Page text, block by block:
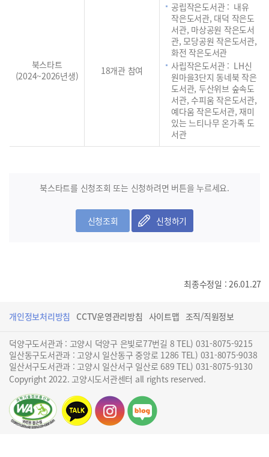
북스타트
(2024~2026년생)
18개관 참여
공립작은도서관 : 내유
작은도서관, 대덕 작은도
서관, 마상공원 작은도서
관, 모당공원 작은도서관,
화전 작은도서관
사립작은도서관 : LH신
원마을3단지 동네북 작은
도서관, 두산위브 숲속도
서관, 수피움 작은도서관,
예다움 작은도서관, 재미
있는 느티나무 온가족 도
서관
북스타트를 신청조회 또는 신청하려면 버튼을 누르세요.
신청조회 신청하기
최종수정일 : 26.01.27
개인정보처리방침 CCTV운영관리방침 사이트맵 조직/직원정보
덕양구도서관과 : 고양시 덕양구 은빛로77번길 8 TEL) 031-8075-9215
일산동구도서관과 : 고양시 일산동구 중앙로 1286 TEL) 031-8075-9038
일산서구도서관과 : 고양시 일산서구 일산로 689 TEL) 031-8075-9130
Copyright 2022. 고양시도서관센터 all rights reserved.